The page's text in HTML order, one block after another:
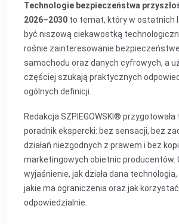
Technologie bezpieczeństwa
2026–2030 to temat, który w ostatnich
być niszową ciekawostką
rośnie zainteresowanie
samochodu oraz danych cyfrowych, a
częściej szukają praktycznych
ogólnych definicji.
Redakcja SZPIEGOWSKI®
poradnik ekspercki: bez sensacji, bez
działań niezgodnych z prawem i bez
marketingowych obietnic producentów.
wyjaśnienie, jak działa dana
jakie ma ograniczenia oraz jak
odpowiedzialnie.